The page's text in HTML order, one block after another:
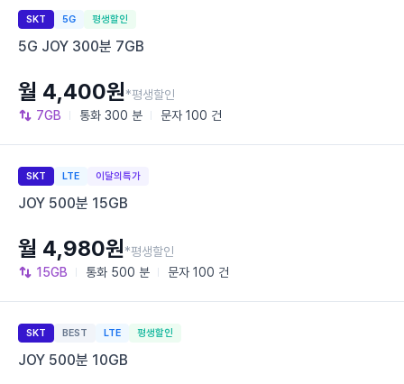
SKT 5G 평생할인
5G JOY 300분 7GB
7GB 통화 300 분 문자 100 건
월 4,400원*평생할인
SKT LTE 이달의특가
JOY 500분 15GB
15GB 통화 500 분 문자 100 건
월 4,980원*평생할인
SKT BEST LTE 평생할인
JOY 500분 10GB